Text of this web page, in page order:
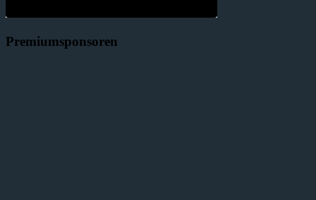
Premiumsponsoren